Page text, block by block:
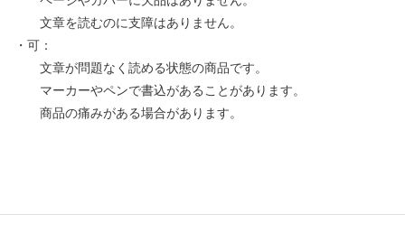
文章を読むのに支障はありません。
・可：
文章が問題なく読める状態の商品です。
マーカーやペンで書込があることがあります。
商品の痛みがある場合があります。